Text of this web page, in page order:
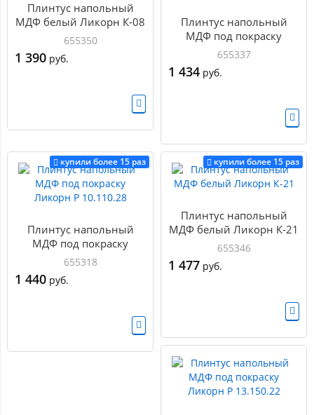
Плинтус напольный
МДФ белый Ликорн К-08
655350
1 390 руб.
Плинтус напольный
МДФ под покраску
Ликорн Р 21.165.16
655337
1 434 руб.
купили более 15 раз
Плинтус напольный
МДФ под покраску
Ликорн Р 10.110.28
655318
1 440 руб.
купили более 15 раз
Плинтус напольный
МДФ белый Ликорн К-21
655346
1 477 руб.